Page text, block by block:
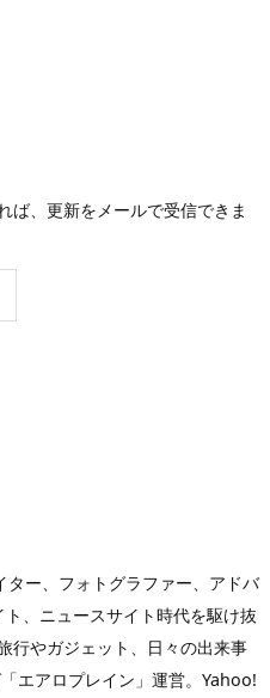
ば、更新をメールで受信できま
ー、フォトグラファー、アドバ
、ニュースサイト時代を駆け抜
行やガジェット、日々の出来事
エアロプレイン」運営。Yahoo!